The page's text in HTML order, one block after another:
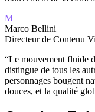
M
Marco Bellini
Directeur de Contenu
“Le mouvement fluide
distingue de tous les
personnages bougent
douces, et la qualité